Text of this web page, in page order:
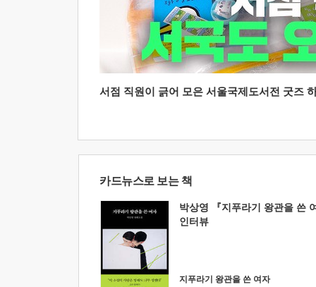
서점 직원이 긁어 모은 서울국제도서전 굿즈
카드뉴스로 보는 책
박상영 『지푸라기 왕관을 쓴
인터뷰
지푸라기 왕관을 쓴 여자